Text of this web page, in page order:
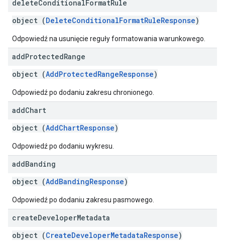
deleteConditionalFormatRule
object (DeleteConditionalFormatRuleResponse)
Odpowiedź na usunięcie reguły formatowania warunkowego.
addProtectedRange
object (AddProtectedRangeResponse)
Odpowiedź po dodaniu zakresu chronionego.
addChart
object (AddChartResponse)
Odpowiedź po dodaniu wykresu.
addBanding
object (AddBandingResponse)
Odpowiedź po dodaniu zakresu pasmowego.
createDeveloperMetadata
object (CreateDeveloperMetadataResponse)